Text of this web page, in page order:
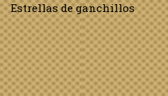
Estrellas de ganchillos